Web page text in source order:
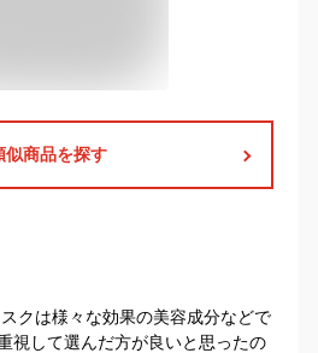
似商品を探す
クは様々な効果の美容成分などで
視して選んだ方が良いと思ったの